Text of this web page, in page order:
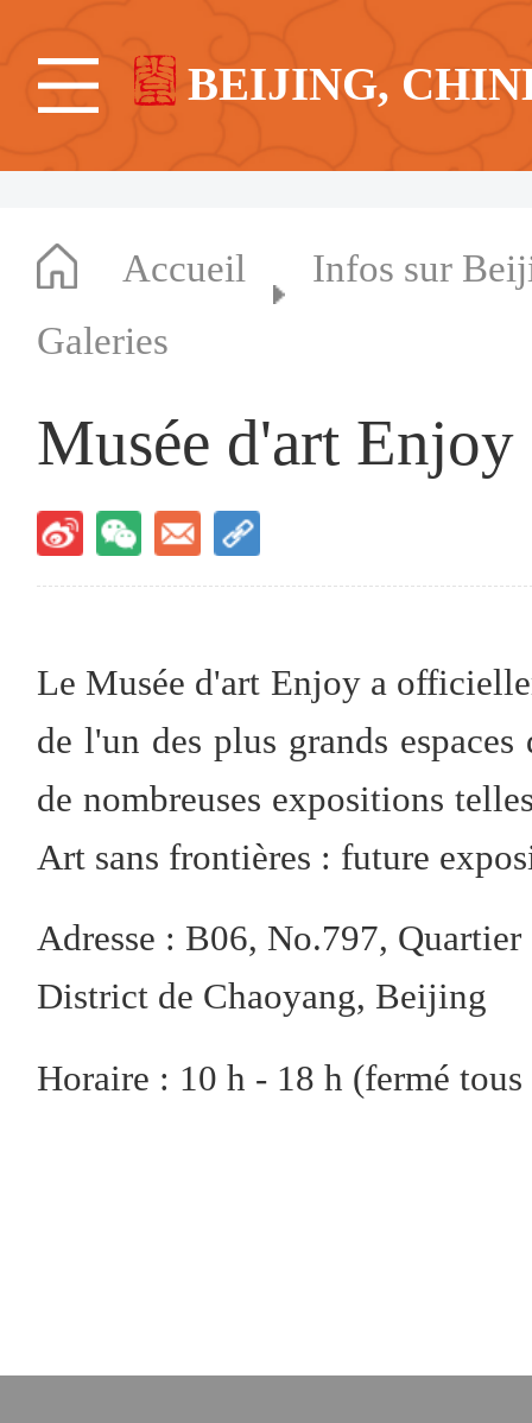
BEIJING,
Accueil
Infos sur
Galeries
Musée d'art Enjoy
Le Musée d'art Enjoy a
de l'un des plus grands
de nombreuses expositions
Art sans frontières : future
Adresse : B06, No.797,
District de Chaoyang, Beijing
Horaire : 10 h - 18 h (fermé